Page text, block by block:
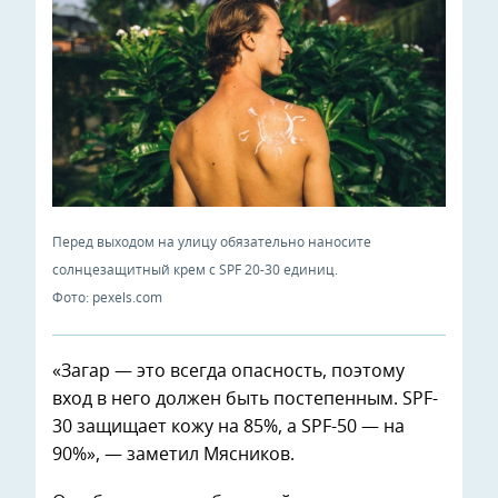
Перед выходом на улицу обязательно наносите
солнцезащитный крем с SPF 20-30 единиц.
Фото: pexels.com
«Загар — это всегда опасность, поэтому
вход в него должен быть постепенным. SPF-
30 защищает кожу на 85%, а SPF-50 — на
90%», — заметил Мясников.